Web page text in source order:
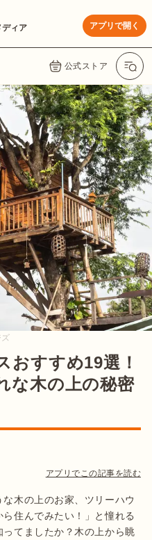
ディア アプリで開く
公式ストア
おすすめ19選！
な木の上の秘密
アプリでこの記事を読む
木の上のお家、ツリーハウ
住んでみたい！」と憧れる
てましたか？木の上から眺